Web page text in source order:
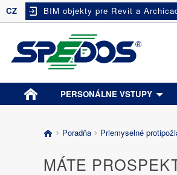
CZ BIM objekty pre Revit a
PERSONÁLNE VSTUPY
Poradňa Priemyselné
MÁTE